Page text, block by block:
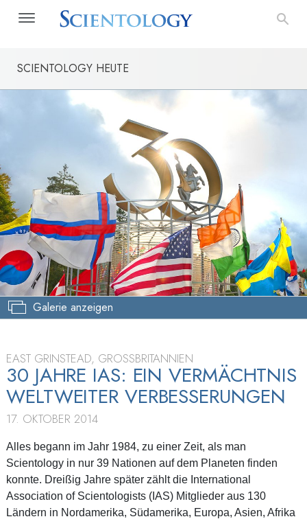
SCIENTOLOGY HEUTE
Galerie anzeigen
EAST GRINSTEAD, GROSSBRITANNIEN
30 JAHRE IAS: EIN VERMÄCHTNIS
WELTWEITER VERBESSERUNGEN
17. OKTOBER 2014
Alles begann im Jahr 1984, zu einer Zeit, als man
Scientology in nur 39 Nationen auf dem Planeten finden
konnte. Dreißig Jahre später zählt die International
Association of Scientologists (IAS) Mitglieder aus 130
Ländern in Nordamerika, Südamerika, Europa, Asien, Afrika